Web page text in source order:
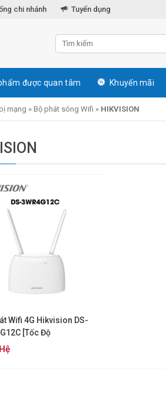
chi nhánh Tuyển dụng
được quan tâm Khuyến mãi
mạng » Bộ phát sóng Wifi » HIKVISION
Wifi 4G Hikvision DS-
[Tốc Độ